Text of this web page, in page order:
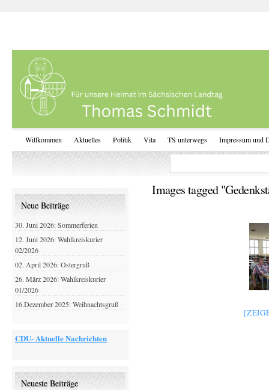
Willkommen Aktuelles Politik Vita TS unterwegs Impressum und
Images tagged
Neue Beiträge
30. Juni 2026: Sommerferien
12. Juni 2026: Wahlkreiskurier
02/2026
02. April 2026: Ostergruß
26. März 2026: Wahlkreiskurier
01/2026
16.Dezember 2025: Weihnachtsgruß
CDU- Aktuelle Nachrichten
Neueste Beiträge